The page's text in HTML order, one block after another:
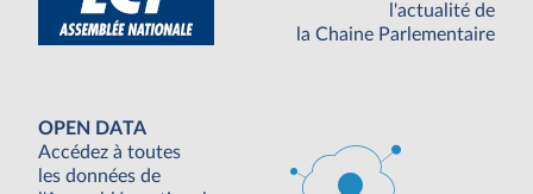
l'actualité de
la Chaine Parlementaire
OPEN DATA
Accédez à toutes
les données de